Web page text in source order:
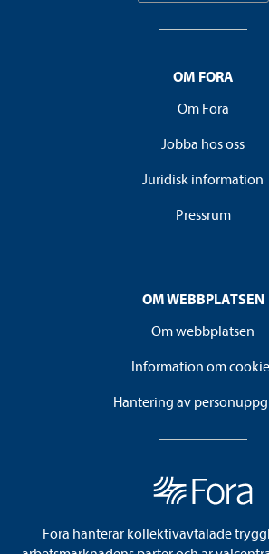
OM FORA
Om Fora
Jobba hos oss
Juridisk information
Pressrum
OM WEBBPLATSEN
Om webbplatsen
Information om
Hantering av
Fora hanterar kollektivavtalade